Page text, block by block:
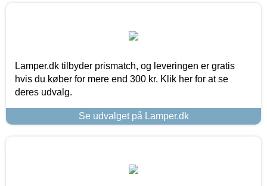
Lamper.dk tilbyder prismatch, og leveringen er gratis
hvis du køber for mere end 300 kr. Klik her for at se
deres udvalg.
Se udvalget på Lamper.dk